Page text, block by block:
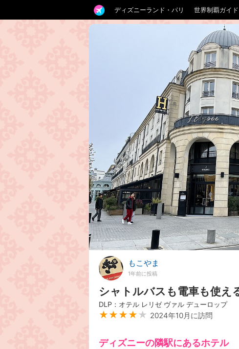
ディズニーランド・パリ 世界制覇ガイド
もこやま
1年前に投稿
シャトルバスも電車も使え
DLP：オテル レリゼ ヴァル デューロップ
★★★★ ★ 2024年10月に訪問
ディズニーの隣駅にあるホテル